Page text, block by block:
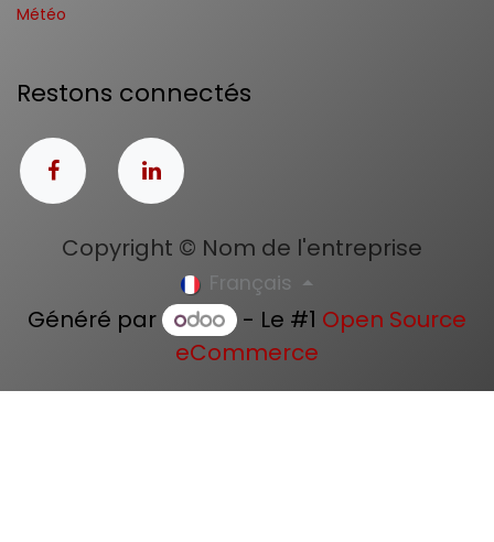
Météo
Restons connectés
Copyright © Nom de l'entreprise
Français
Généré par - Le #1 Open Source
eCommerce